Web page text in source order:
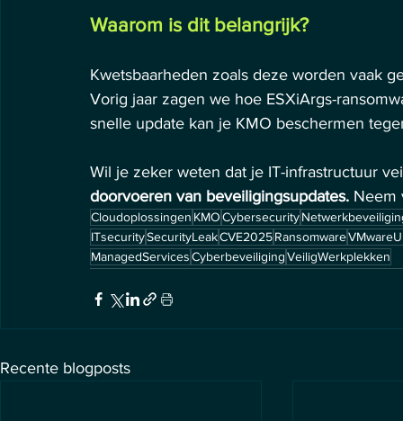
Waarom is dit belangrijk?
Kwetsbaarheden zoals deze worden vaak
Vorig jaar zagen we hoe ESXiArgs-
snelle update kan je KMO beschermen
Wil je zeker weten dat je IT-infrastructuur
doorvoeren van beveiligingsupdates. Neem
Cloudoplossingen KMOCybersecurity
ITsecuritySecurityLeakCVE2025Ransomware
ManagedServicesCyberbeveiligingVeiligWerkplekken
Recente blogposts